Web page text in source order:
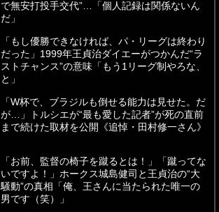
で無安打投手交代”…「個人記録は関係ないん
だ」
「もし優勝できなければ、パ・リーグは終わり
だった」1999年王貞治ダイエーがつかんだ“ラ
ストチャンス”の意味「もう1リーグ制やろな、
と」
「W杯で、ブラジルも倒せる能力は見せた。だ
が…」トルシエが“最も愛した記者”が死の直前
まで続けた取材を公開《追悼・田村修一さん》
「お前、監督の椅子を蹴るとは！」「蹴ってな
いですよ！」ホークス城島健司と王貞治の“大
騒動”の真相「俺、王さんに当たられた唯一の
男です（笑）」